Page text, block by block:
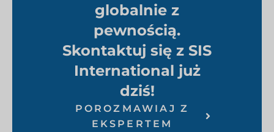
globalnie z
pewnością.
Skontaktuj się z SIS
International już
dziś!
POROZMAWIAJ Z
EKSPERTEM